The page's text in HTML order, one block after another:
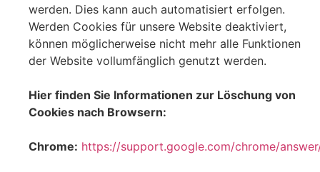
werden. Dies kann auch automatisiert erfolgen.
Werden Cookies für unsere Website deaktiviert,
können möglicherweise nicht mehr alle Funktionen
der Website vollumfänglich genutzt werden.
Hier finden Sie Informationen zur Löschung von
Cookies nach Browsern:
Chrome: https://support.google.com/chrome/